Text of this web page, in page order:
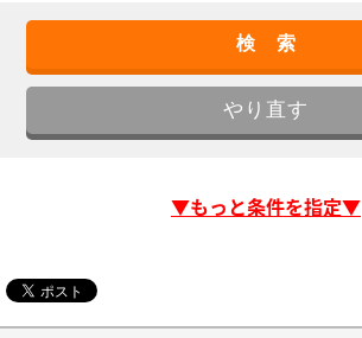
▼もっと条件を指定▼